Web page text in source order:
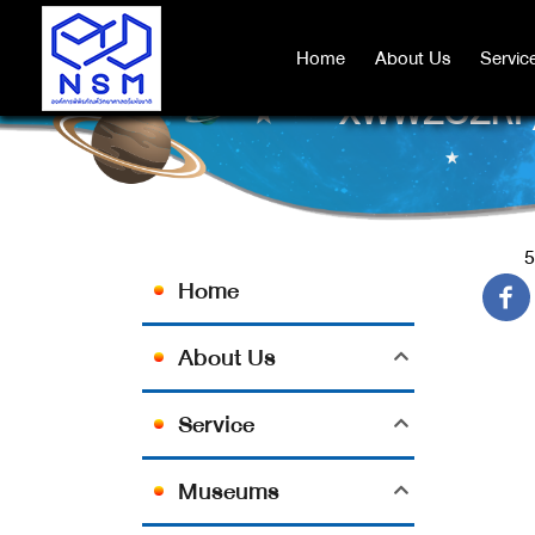
Home About Us Service
Home About Us
Home
About Us
Service
Museums